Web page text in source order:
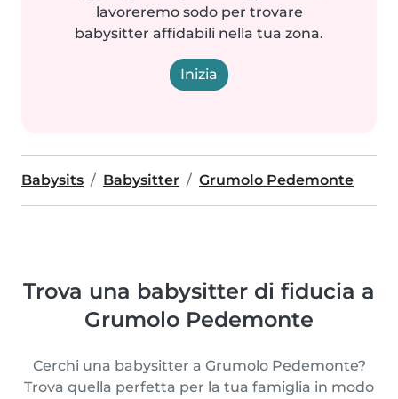
lavoreremo sodo per trovare
babysitter affidabili nella tua zona.
Inizia
Babysits Babysitter Grumolo Pedemonte
Trova una babysitter di fiducia a
Grumolo Pedemonte
Cerchi una babysitter a Grumolo Pedemonte?
Trova quella perfetta per la tua famiglia in modo